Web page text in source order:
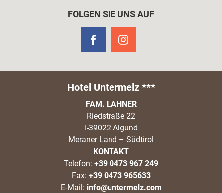
FOLGEN SIE UNS AUF
Hotel Untermelz ***
FAM. LAHNER
Riedstraße 22
I-39022 Algund
Meraner Land – Südtirol
KONTAKT
Telefon: +39 0473 967 249
Fax: +39 0473 965633
E-Mail: info@untermelz.com